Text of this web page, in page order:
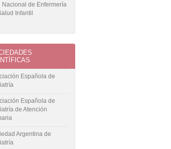
Nacional de Enfermería
Infantil
Española de
Española de
de Atención
Argentina de